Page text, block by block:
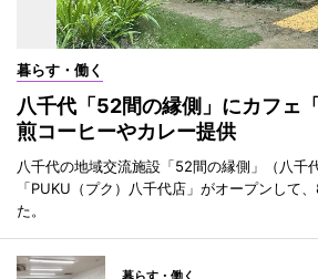
暮らす・働く
八千代「52間の縁側」にカフェ
煎コーヒーやカレー提供
八千代の地域交流施設「52間の縁側」（八千
「PUKU（プク）八千代店」がオープンして
た。
暮らす・働く